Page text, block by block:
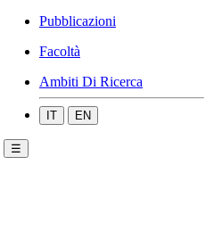
Pubblicazioni
Facoltà
Ambiti Di Ricerca
IT EN
☰